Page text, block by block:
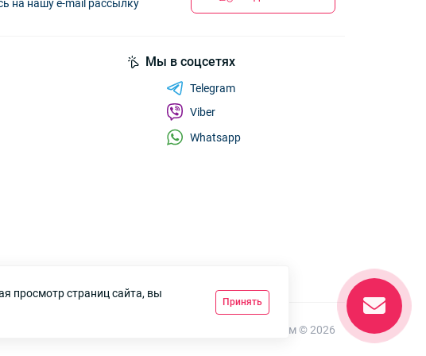
на нашу e-mail рассылку
Мы в соцсетях
Telegram
Viber
Whatsapp
7км Одеса — Одяг і аксесуари оптом © 2026
просмотр страниц сайта, вы
Принять